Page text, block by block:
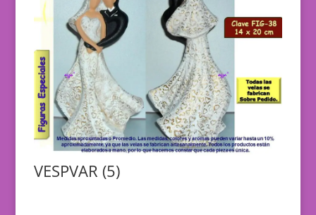
VESPVAR (5)